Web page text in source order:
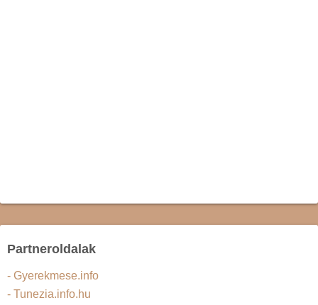
Partneroldalak
- Gyerekmese.info
- Tunezia.info.hu